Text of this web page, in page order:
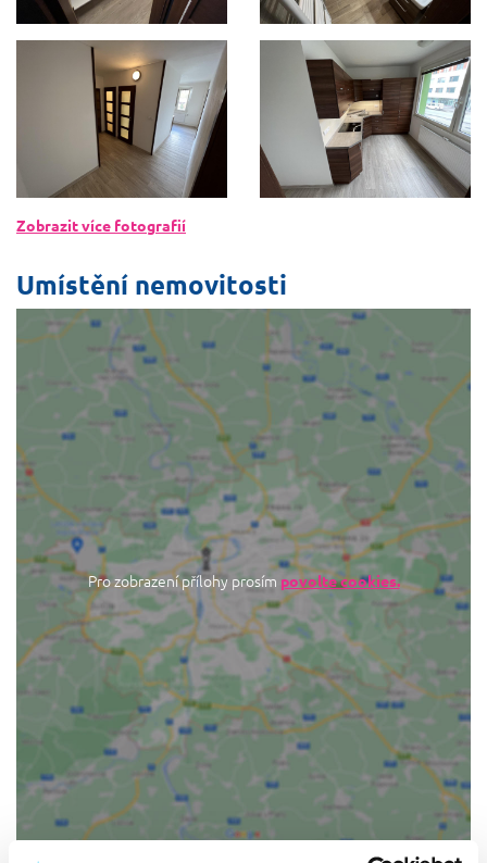
Zobrazit více fotografií
Umístění nemovitosti
Pro zobrazení přílohy prosím povolte cookies.